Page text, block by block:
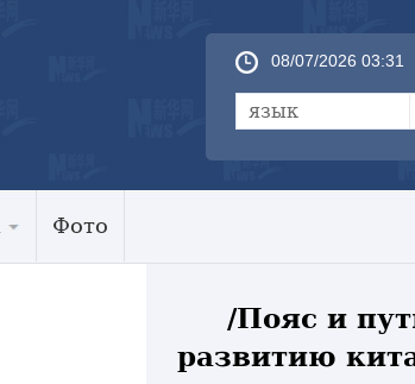
08/07/2026 03:31
язык
Фото
/Пояс и
развитию